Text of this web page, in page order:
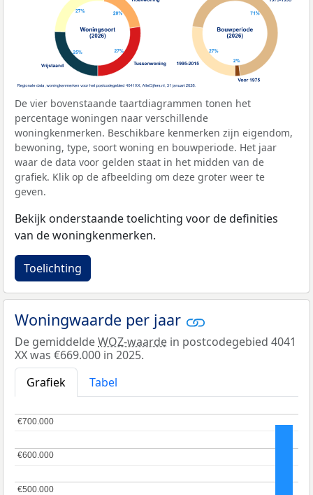
De vier bovenstaande taartdiagrammen tonen het
percentage woningen naar verschillende
woningkenmerken. Beschikbare kenmerken zijn eigendom,
bewoning, type, soort woning en bouwperiode. Het jaar
waar de data voor gelden staat in het midden van de
grafiek. Klik op de afbeelding om deze groter weer te
geven.
Bekijk onderstaande toelichting voor de definities
van de woningkenmerken.
Toelichting
Woningwaarde per jaar
De gemiddeldeWOZ-waarde in postcodegebied 4041
XX was €669.000 in 2025.
Grafiek
Tabel
€500.000
€500.000
€600.000
€600.000
€700.000
€700.000